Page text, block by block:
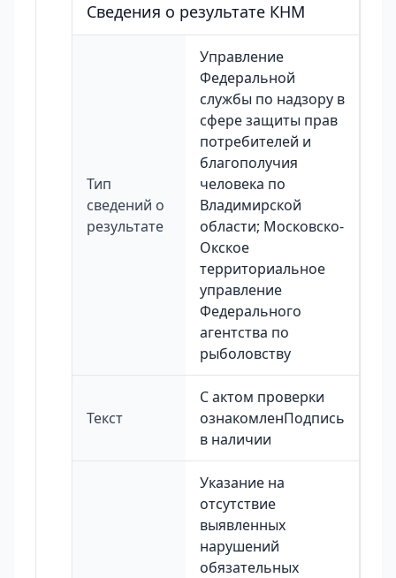
Сведения о результате КНМ
Тип
сведений о
результате
Управление
Федеральной
службы по надзору в
сфере защиты прав
потребителей и
благополучия
человека по
Владимирской
области; Московско-
Окское
территориальное
управление
Федерального
агентства по
рыболовству
Текст
С актом проверки
ознакомленПодпись
в наличии
Указание на
отсутствие
выявленных
нарушений
обязательных